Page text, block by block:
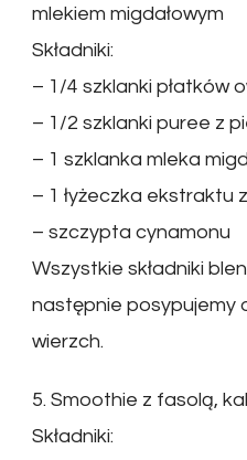
mlekiem migdałowym
Składniki:
– 1/4 szklanki płatków
– 1/2 szklanki puree z
– 1 szklanka mleka
– 1 łyżeczka ekstraktu
– szczypta cynamonu
Wszystkie składniki
następnie posypujemy
wierzch.
5. Smoothie z fasolą,
Składniki: